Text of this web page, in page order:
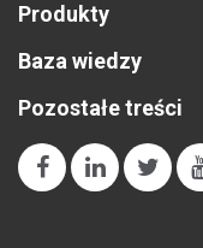
Produkty
Baza wiedzy
Pozostałe treści